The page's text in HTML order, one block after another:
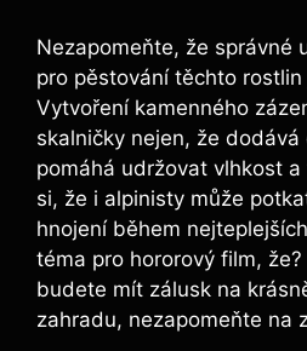
Nezapomeňte, že správné
pro pěstování těchto
Vytvoření kamenného
skalničky nejen, že
pomáhá udržovat vlhkost
si, že i alpinisty může
hnojení během
téma pro hororový film,
budete mít zálusk na
zahradu, nezapomeňte na